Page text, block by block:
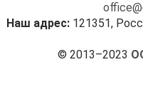
Наш адрес: 121351,
© 2013–2023